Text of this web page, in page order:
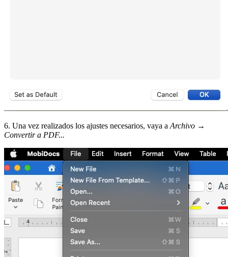
6. Una vez realizados los ajustes necesarios, vaya aArchivo →
Convertir a PDF...